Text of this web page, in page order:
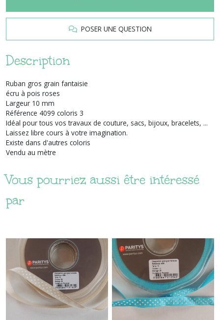
POSER UNE QUESTION
Description
Ruban gros grain fantaisie
écru à pois roses
Largeur 10 mm
Référence 4099 coloris 3
Idéal pour tous vos travaux de couture, sacs, bijoux, bracelets, ...
Laissez libre cours à votre imagination.
Existe dans d'autres coloris
Vendu au mètre
Vous pourriez aussi être intéressé
par